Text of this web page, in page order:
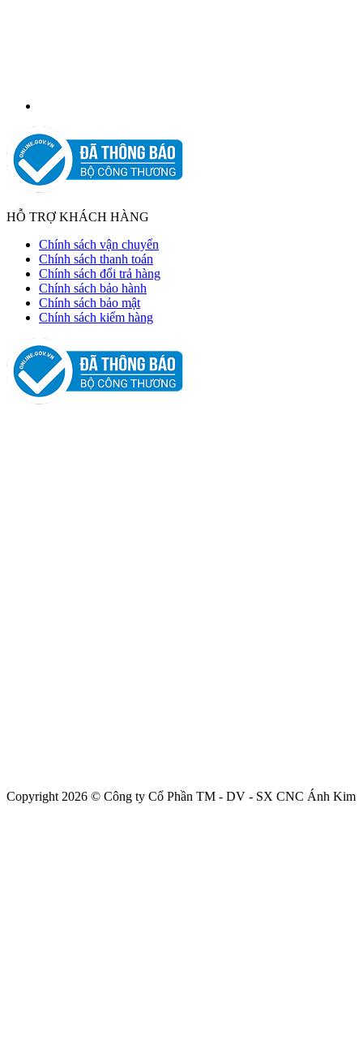
HỖ TRỢ KHÁCH HÀNG
Chính sách vận chuyển
Chính sách thanh toán
Chính sách đổi trả hàng
Chính sách bảo hành
Chính sách bảo mật
Chính sách kiểm hàng
Copyright 2026 © Công ty Cổ Phần TM - DV - SX CNC Ánh Kim